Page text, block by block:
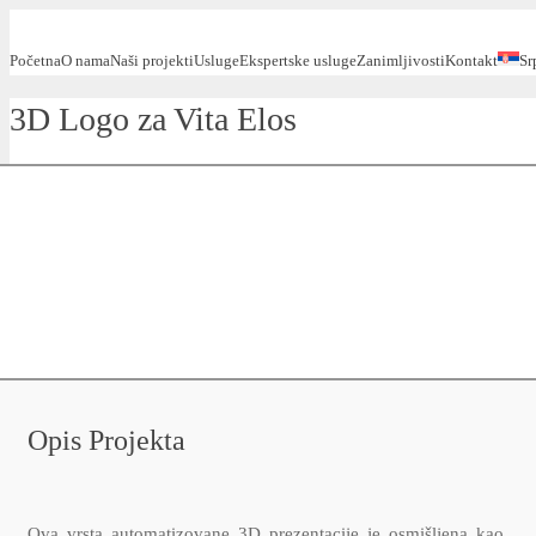
PočetnaO namaNaši projektiUslugeEkspertske uslugeZanimljivostiKontakt
3D Logo za Vita Elos
Opis Projekta